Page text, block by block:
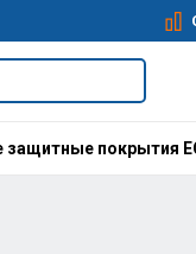
покрытия